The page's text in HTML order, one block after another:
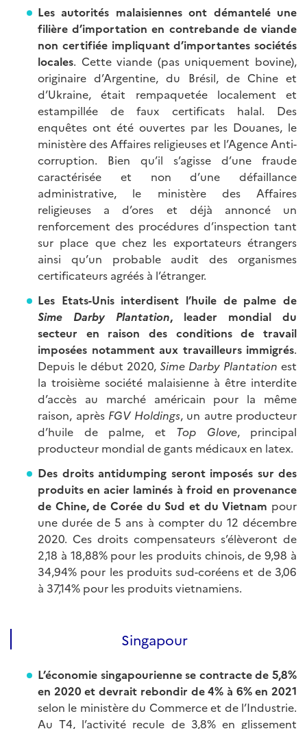
Les autorités malaisiennes ont démantelé une
filière d’importation en contrebande de viande
non certifiée impliquant d’importantes sociétés
locales. Cette viande (pas uniquement bovine),
originaire d’Argentine, du Brésil, de Chine et
d’Ukraine, était rempaquetée localement et
estampillée de faux certificats halal. Des
enquêtes ont été ouvertes par les Douanes, le
ministère des Affaires religieuses et l’Agence Anti-
corruption. Bien qu’il s’agisse d’une fraude
caractérisée et non d’une défaillance
administrative, le ministère des Affaires
religieuses a d’ores et déjà annoncé un
renforcement des procédures d’inspection tant
sur place que chez les exportateurs étrangers
ainsi qu’un probable audit des organismes
certificateurs agréés à l’étranger.
Les Etats-Unis interdisent l’huile de palme de
Sime Darby Plantation, leader mondial du
secteur en raison des conditions de travail
imposées notamment aux travailleurs immigrés.
Depuis le début 2020, Sime Darby Plantation est
la troisième société malaisienne à être interdite
d’accès au marché américain pour la même
raison, après FGV Holdings, un autre producteur
d’huile de palme, et Top Glove, principal
producteur mondial de gants médicaux en latex.
Des droits antidumping seront imposés sur des
produits en acier laminés à froid en provenance
de Chine, de Corée du Sud et du Vietnam pour
une durée de 5 ans à compter du 12 décembre
2020. Ces droits compensateurs s’élèveront de
2,18 à 18,88% pour les produits chinois, de 9,98 à
34,94% pour les produits sud-coréens et de 3,06
à 37,14% pour les produits vietnamiens.
Singapour
L’économie singapourienne se contracte de 5,8%
en 2020 et devrait rebondir de 4% à 6% en 2021
selon le ministère du Commerce et de l’Industrie.
Au T4, l’activité recule de 3,8% en glissement